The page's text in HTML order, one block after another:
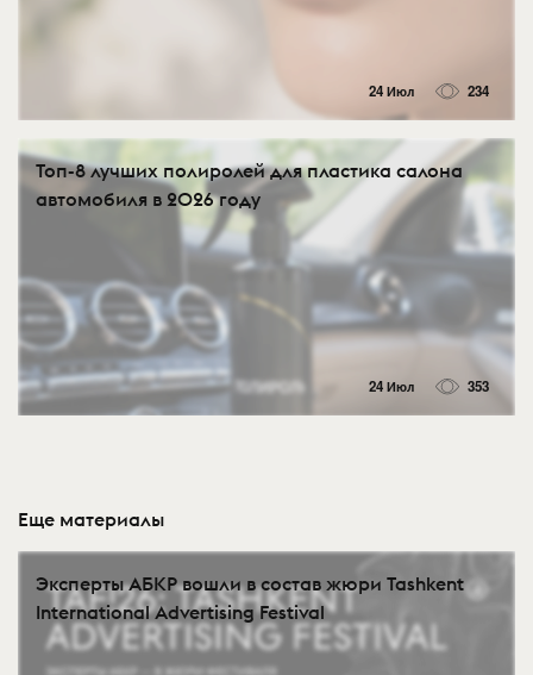
24 Июл 234
Топ-8 лучших полиролей для пластика салона
автомобиля в 2026 году
24 Июл 353
Еще материалы
Эксперты АБКР вошли в состав жюри Tashkent
International Advertising Festival